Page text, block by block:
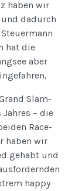
haben wir
dadurch
hat die
aber
Slam-
Jahres – die
Race-
haben wir
gehabt und
happy